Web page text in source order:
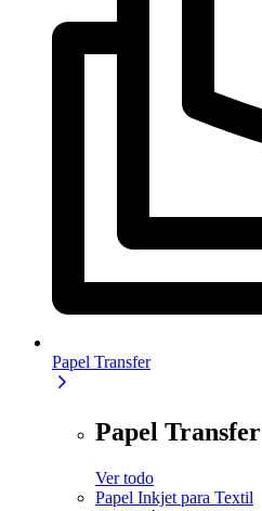
Papel Transfer
Papel Transfer
Ver todo
Papel Inkjet para Textil